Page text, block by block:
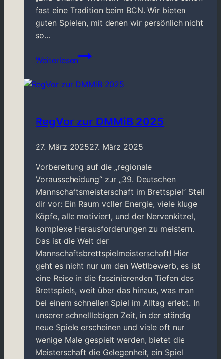
fast eine Tradition beim BCN. Wir bieten
guten Spielen, mit denen wir persönlich nicht
so…
Weiterlesen
Weihnachtsfeier
2023
RegVor zur DMMiB 2025
27. März 202527. März 2025
Vorbereitung auf die „regionale
Vorausscheidung“ zur „39. Deutschen
Mannschaftsmeisterschaft im Brettspiel“ Stell
dir vor: Ein Raum voller Energie, viele kluge
Köpfe, alle motiviert, und der Nervenkitzel,
komplexe Herausforderungen zu meistern.
Das ist die Welt der
Mannschaftsbrettspielmeisterschaft! Hier
geht es nicht nur um den Wettbewerb, es ist
eine Reise in die faszinierenden Tiefen des
Brettspiels, weit über das hinaus, was man
bei einem schnellen Spiel im Alltag erlebt. In
unserer schnelllebigen Zeit, in der ständig
neue Spiele erscheinen und viele oft nur
wenige Male gespielt werden, bietet die
Meisterschaft die Gelegenheit, ein Spiel